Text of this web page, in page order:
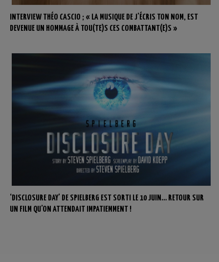
INTERVIEW THÉO CASCIO ; « LA MUSIQUE DE J’ÉCRIS TON NOM, EST
DEVENUE UN HOMMAGE À TOU(TE)S CES COMBATTANT(E)S »
‘DISCLOSURE DAY’ DE SPIELBERG EST SORTI LE 10 JUIN… RETOUR SUR
UN FILM QU’ON ATTENDAIT IMPATIEMMENT !